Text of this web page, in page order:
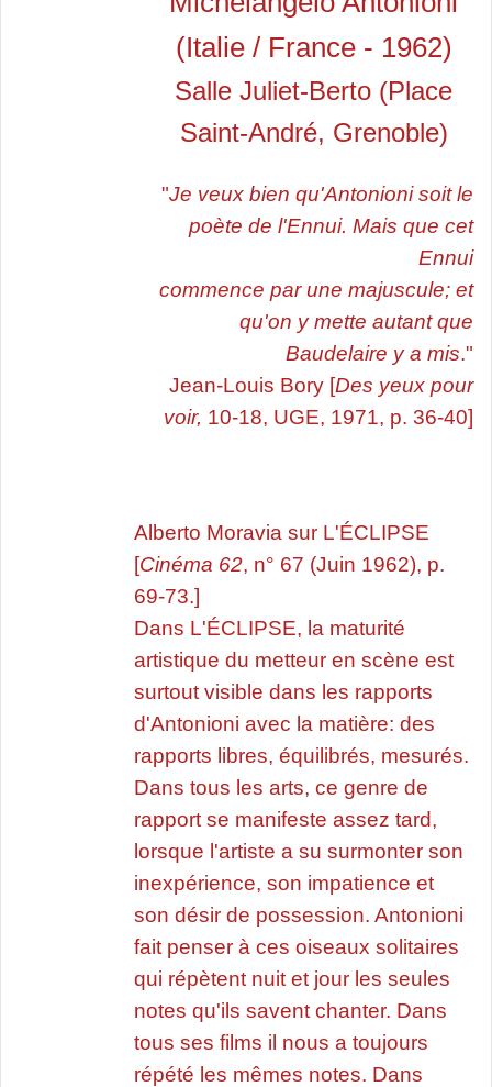
(Italie / France - 1962)
Salle Juliet-Berto (Place
Saint-André, Grenoble)
"Je veux bien qu'Antonioni soit le
poète de l'Ennui. Mais que cet
Ennui
commence par une majuscule; et
qu'on y mette autant que
Baudelaire y a mis."
Jean-Louis Bory [Des yeux pour
voir, 10-18, UGE, 1971, p. 36-40]
Alberto Moravia sur L'ÉCLIPSE
[Cinéma 62, n° 67 (Juin 1962), p.
69-73.]
Dans L'ÉCLIPSE, la maturité
artistique du metteur en scène est
surtout visible dans les rapports
d'Antonioni avec la matière: des
rapports libres, équilibrés, mesurés.
Dans tous les arts, ce genre de
rapport se manifeste assez tard,
lorsque l'artiste a su surmonter son
inexpérience, son impatience et
son désir de possession. Antonioni
fait penser à ces oiseaux solitaires
qui répètent nuit et jour les seules
notes qu'ils savent chanter. Dans
tous ses films il nous a toujours
répété les mêmes notes. Dans